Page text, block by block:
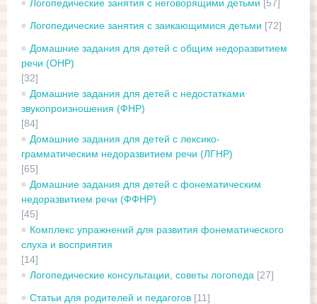
Логопедические занятия с неговорящими детьми
[57]
Логопедические занятия с заикающимися детьми [72]
Домашние задания для детей с общим недоразвитием
речи (ОНР)
[32]
Домашние задания для детей с недостатками
звукопроизношения (ФНР)
[84]
Домашние задания для детей с лексико-
грамматическим недоразвитием речи (ЛГНР)
[65]
Домашние задания для детей с фонематическим
недоразвитием речи (ФФНР)
[45]
Комплекс упражнений для развития фонематического
слуха и восприятия
[14]
Логопедические консультации, советы логопеда [27]
Статьи для родителей и педагогов [11]